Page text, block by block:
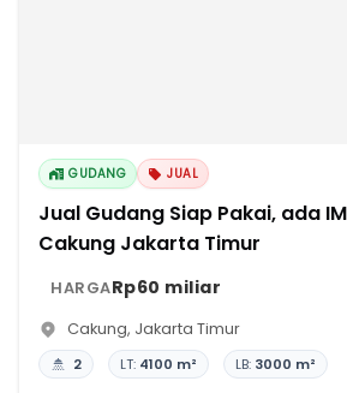
GUDANG JUAL
Jual Gudang Siap Pakai, ada
Cakung Jakarta Timur
HARGARp60 miliar
Cakung, Jakarta Timur
2 LT: 4100 m² LB: 3000 m²